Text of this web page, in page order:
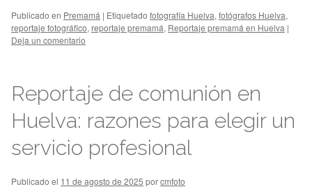
Publicado en Premamá | Etiquetado fotografía Huelva, fotógrafos Huelva,
reportaje fotográfico, reportaje premamá, Reportaje premamá en Huelva |
Deja un comentario
Reportaje de comunión en
Huelva: razones para elegir un
servicio profesional
Publicado el 11 de agosto de 2025 porcmfoto